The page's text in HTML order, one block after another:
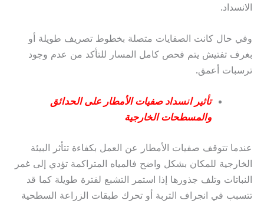
الانسداد.
وفي حال كانت الصفايات متصلة بخطوط تصريف طويلة أو
بغرف تفتيش يتم فحص كامل المسار للتأكد من عدم وجود
ترسبات أعمق.
تأثير انسداد صفيات الأمطار على الحدائق
والمسطحات الخارجية
عندما تتوقف صفيات الأمطار عن العمل بكفاءة تتأثر البيئة
الخارجية للمكان بشكل واضح فالمياه المتراكمة تؤدي إلى غمر
النباتات وتلف جذورها إذا استمر التشبع لفترة طويلة كما قد
تتسبب في انجراف التربة أو تحرك طبقات الزراعة السطحية